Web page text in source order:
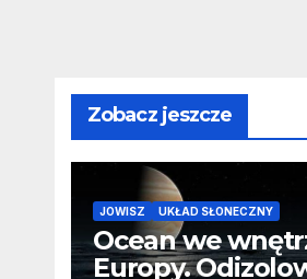
Zobacz jeszcze
JOWISZ UKŁAD SŁONECZNY
Ocean we
Europy.